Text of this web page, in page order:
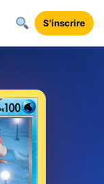
S'inscrire